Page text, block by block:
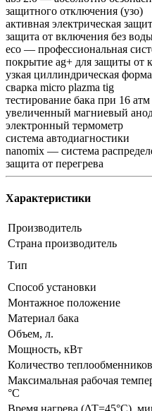
защитного отключения (узо)
активная электрическая
защита от включения без
eco — профессиональная
покрытие ag+ для защиты от
узкая циллиндрическая
сварка micro plazma tig
тестирование бака при 16 атм
увеличенный магниевый
электронный термометр
система автодиагностики
nanomix — система
защита от перегрева
Характеристики
Производитель
Страна производитель
Тип
Способ установки
Монтажное положение
Материал бака
Объем, л.
Мощность, кВт
Количество теплообменников
Максимальная рабочая
°C